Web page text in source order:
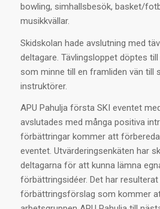
bowling, simhallsbesök, basket/
musikkvällar.
Skidskolan hade avslutning med
deltagare. Tävlingsloppet döptes till
som minne till en framliden vän till
instruktörer.
APU Pahulja första SKI eventet
avslutades med många positiva
förbättringar kommer att
eventet. Utvärderingsenkäten har
deltagarna för att kunna lämna
förbättringsidéer. Det har
förbättringsförslag som kommer